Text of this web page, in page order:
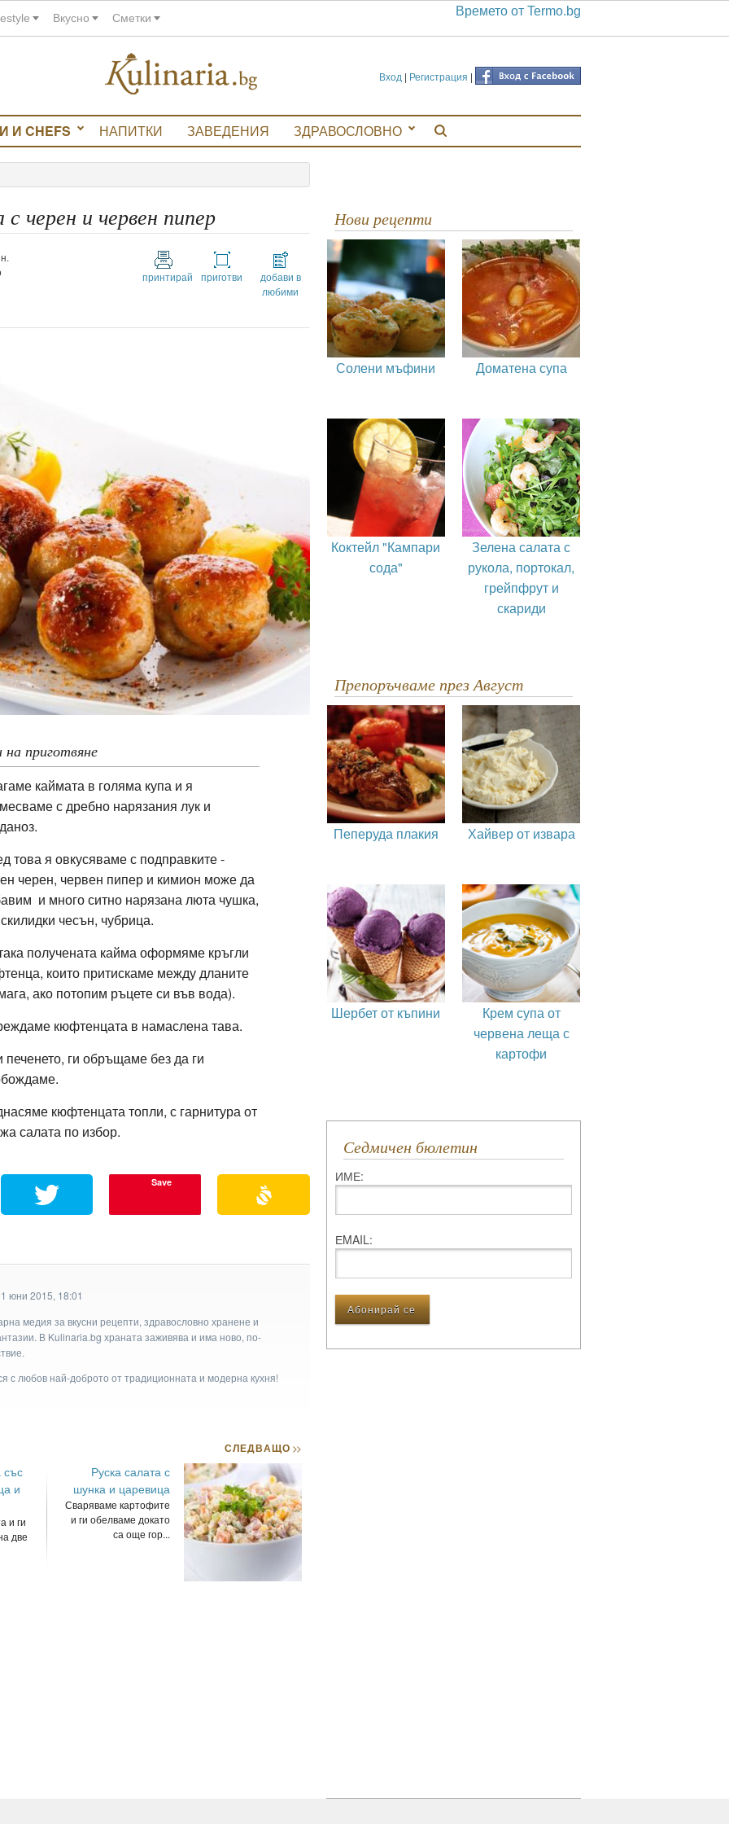
Вкусно Сметки Времето от Termo.bg
Вход | Регистрация |
И CHEFS НАПИТКИ ЗАВЕДЕНИЯ ЗДРАВОСЛОВНО
черен и червен пипер
принтирай приготви
добави в
любими
на приготвяне
каймата в голяма купа и я
с дребно нарязания лук и
това я овкусяваме с подправките -
черен, червен пипер и кимион може да
и много ситно нарязана люта чушка,
чесън, чубрица.
получената кайма оформяме кръгли
които притискаме между дланите
ако потопим ръцете си във вода).
кюфтенцата в намаслена тава.
печенето, ги обръщаме без да ги
кюфтенцата топли, с гарнитура от
салата по избор.
Save
юни 2015, 18:01
медия за вкусни рецепти, здравословно хранене и
В Kulinaria.bg храната заживява и има ново, по-
с любов най-доброто от традиционната и модерна кухня!
и
и ги
две
СЛЕДВАЩО>>
Руска салата с
шунка и царевица
Сваряваме картофите
и ги обелваме докато
са още гор...
Нови рецепти
Солени мъфини Доматена супа
Коктейл "Кампари
сода"
Зелена салата с
рукола, портокал,
грейпфрут и
скариди
Препоръчваме през Август
Пеперуда плакия Хайвер от извара
Шербет от къпини
Крем супа от
червена леща с
картофи
Седмичен бюлетин
ИМЕ:
ЕMAIL: